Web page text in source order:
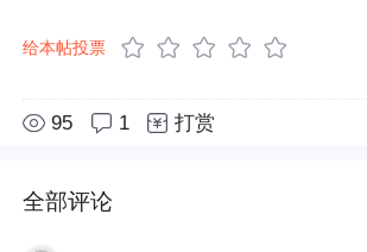
给本帖投票
95 1 打赏
全部评论